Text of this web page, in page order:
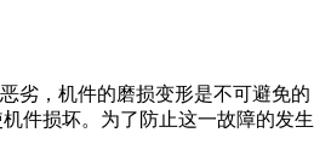
劣，机件的磨损变形是不可避免
件损坏。为了防止这一故障的发